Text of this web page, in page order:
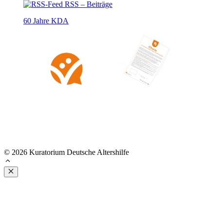
RSS – Beiträge
60 Jahre KDA
© 2026 Kuratorium Deutsche Altershilfe
Schließen